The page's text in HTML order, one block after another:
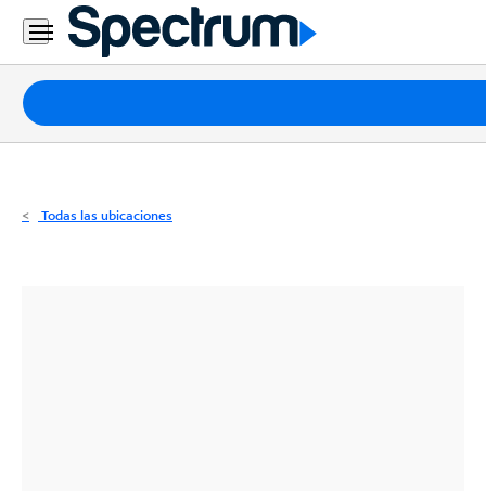
Residencial
Business
Paquetes
Internet
Todas las ubicaciones